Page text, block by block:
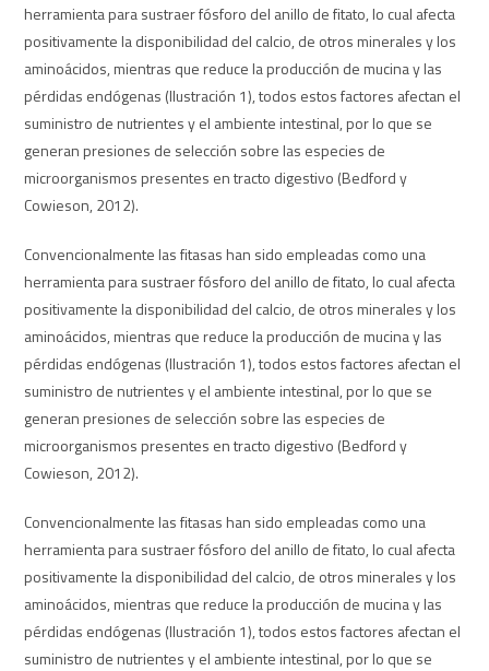
herramienta para sustraer fósforo del anillo de fitato, lo cual afecta
positivamente la disponibilidad del calcio, de otros minerales y los
aminoácidos, mientras que reduce la producción de mucina y las
pérdidas endógenas (Ilustración 1), todos estos factores afectan el
suministro de nutrientes y el ambiente intestinal, por lo que se
generan presiones de selección sobre las especies de
microorganismos presentes en tracto digestivo (Bedford y
Cowieson, 2012).
Convencionalmente las fitasas han sido empleadas como una
herramienta para sustraer fósforo del anillo de fitato, lo cual afecta
positivamente la disponibilidad del calcio, de otros minerales y los
aminoácidos, mientras que reduce la producción de mucina y las
pérdidas endógenas (Ilustración 1), todos estos factores afectan el
suministro de nutrientes y el ambiente intestinal, por lo que se
generan presiones de selección sobre las especies de
microorganismos presentes en tracto digestivo (Bedford y
Cowieson, 2012).
Convencionalmente las fitasas han sido empleadas como una
herramienta para sustraer fósforo del anillo de fitato, lo cual afecta
positivamente la disponibilidad del calcio, de otros minerales y los
aminoácidos, mientras que reduce la producción de mucina y las
pérdidas endógenas (Ilustración 1), todos estos factores afectan el
suministro de nutrientes y el ambiente intestinal, por lo que se